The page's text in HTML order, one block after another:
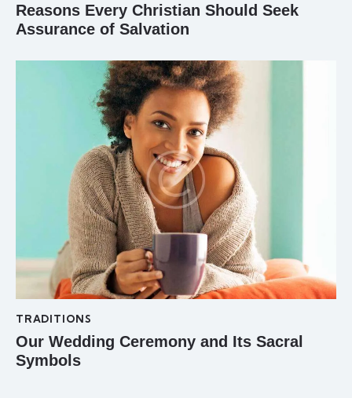
Reasons Every Christian Should Seek
Assurance of Salvation
TRADITIONS
Our Wedding Ceremony and Its Sacral
Symbols